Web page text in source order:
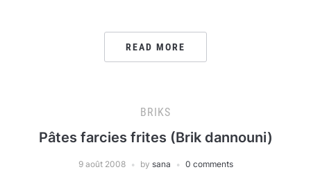
READ MORE
BRIKS
Pâtes farcies frites (Brik dannouni)
9 août 2008 by sana 0 comments